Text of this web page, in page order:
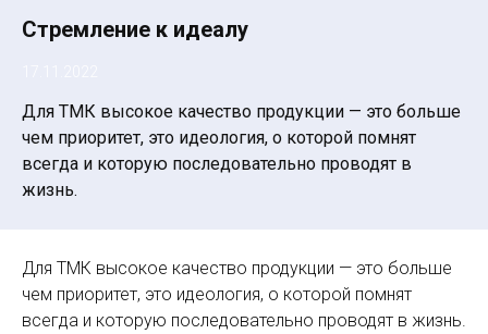
Стремление к идеалу
Для ТМК высокое качество продукции — это больше
чем приоритет, это идеология, о которой помнят
всегда и которую последовательно проводят в
жизнь.
Для ТМК высокое качество продукции — это больше
чем приоритет, это идеология, о которой помнят
всегда и которую последовательно проводят в жизнь.